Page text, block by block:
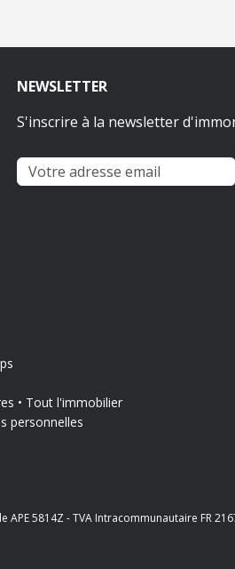
NEWSLETTER
S'inscrire à la newsletter
Tout l'immobilier
personnelles
APE 5814Z - TVA Intracommunautaire FR